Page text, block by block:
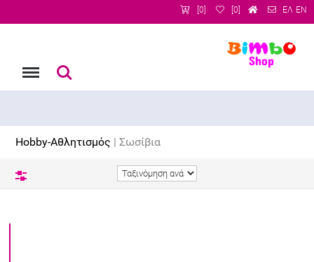
ΕΛ EN
Αναζήτηση
[0] [0]
Hobby-Αθλητισμός | Σωσίβια